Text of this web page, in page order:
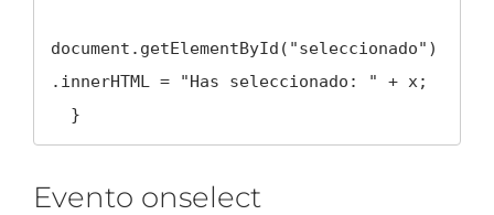
document.getElementById("seleccionado")
.innerHTML = "Has seleccionado: " + x;
  }
Evento onselect